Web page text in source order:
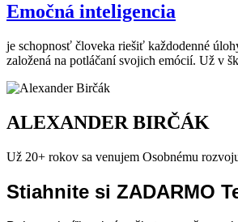
Emočná inteligencia
je schopnosť človeka riešiť každodenné
založená na potláčaní svojich emócií. Už v
ALEXANDER BIRČÁK
Už 20+ rokov sa venujem Osobnému
Stiahnite si ZADARMO